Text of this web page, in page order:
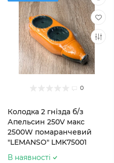
0
Колодка 2 гнізда б/з
Апельсин 250V макс
2500W помаранчевий
"LEMANSO" LMK75001
В наявності